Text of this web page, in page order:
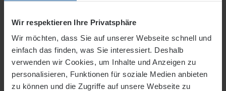
Wir respektieren Ihre Privatsphäre
Wir möchten, dass Sie auf unserer Webseite schnell und
einfach das finden, was Sie interessiert. Deshalb
verwenden wir Cookies, um Inhalte und Anzeigen zu
personalisieren, Funktionen für soziale Medien anbieten
zu können und die Zugriffe auf unsere Webseite zu
NEU
Exklusiv für EVO-MehrWert-Kunden
BootAkademie